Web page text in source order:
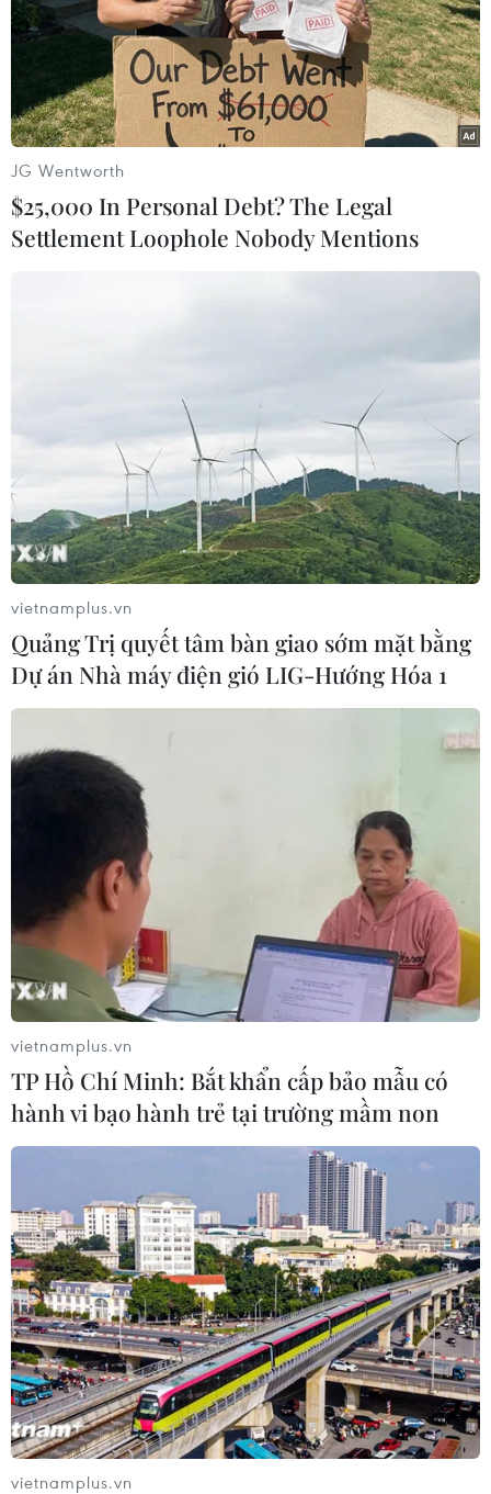
JG Wentworth
$25,000 In Personal Debt? The Legal
Settlement Loophole Nobody Mentions
vietnamplus.vn
Quảng Trị quyết tâm bàn giao sớm mặt bằng
Dự án Nhà máy điện gió LIG-Hướng Hóa 1
vietnamplus.vn
TP Hồ Chí Minh: Bắt khẩn cấp bảo mẫu có
hành vi bạo hành trẻ tại trường mầm non
vietnamplus.vn